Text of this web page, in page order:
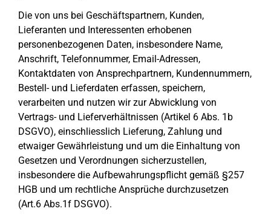
Die von uns bei Geschäftspartnern, Kunden,
Lieferanten und Interessenten erhobenen
personenbezogenen Daten, insbesondere Name,
Anschrift, Telefonnummer, Email-Adressen,
Kontaktdaten von Ansprechpartnern, Kundennummern,
Bestell- und Lieferdaten erfassen, speichern,
verarbeiten und nutzen wir zur Abwicklung von
Vertrags- und Lieferverhältnissen (Artikel 6 Abs. 1b
DSGVO), einschliesslich Lieferung, Zahlung und
etwaiger Gewährleistung und um die Einhaltung von
Gesetzen und Verordnungen sicherzustellen,
insbesondere die Aufbewahrungspflicht gemäß §257
HGB und um rechtliche Ansprüche durchzusetzen
(Art.6 Abs.1f DSGVO).